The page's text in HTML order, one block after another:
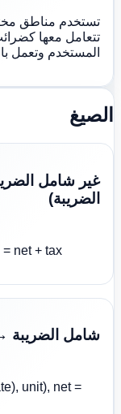
تستخدم مناطق
تتعامل معها
المستخدم وتعمل
الصيغ
غير شامل
الضريبة)
net + tax
شامل الضريبة
unit), net =